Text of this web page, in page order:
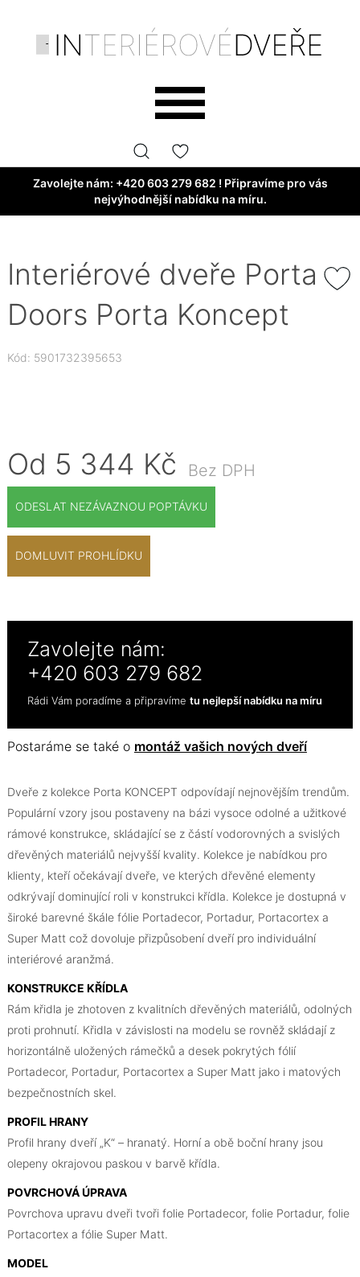
Zavolejte nám: +420 603 279 682 ! Připravíme pro vás
nejvýhodnější nabídku na míru.
Interiérové dveře Porta
Doors Porta Koncept
Kód: 5901732395653
Od 5 344 Kč Bez DPH
ODESLAT NEZÁVAZNOU POPTÁVKU
DOMLUVIT PROHLÍDKU
Zavolejte nám:
+420 603 279 682
Rádi Vám poradíme a připravíme tu nejlepší nabídku na míru
Postaráme se také o montáž vašich nových dveří
Dveře z kolekce Porta KONCEPT odpovídají nejnovějším trendům.
Populární vzory jsou postaveny na bázi vysoce odolné a užitkové
rámové konstrukce, skládající se z částí vodorovných a svislých
dřevěných materiálů nejvyšší kvality. Kolekce je nabídkou pro
klienty, kteří očekávají dveře, ve kterých dřevěné elementy
odkrývají dominující roli v konstrukci křídla. Kolekce je dostupná v
široké barevné škále fólie Portadecor, Portadur, Portacortex a
Super Matt což dovoluje přizpůsobení dveří pro individuální
interiérové aranžmá.
KONSTRUKCE KŘÍDLA
Rám křidla je zhotoven z kvalitních dřevěných materiálů, odolných
proti prohnutí. Křidla v závislosti na modelu se rovněž skládají z
horizontálně uložených rámečků a desek pokrytých fólií
Portadecor, Portadur, Portacortex a Super Matt jako i matových
bezpečnostních skel.
PROFIL HRANY
Profil hrany dveří „K“ – hranatý. Horní a obě boční hrany jsou
olepeny okrajovou paskou v barvě křídla.
POVRCHOVÁ ÚPRAVA
Povrchova upravu dveři tvoři folie Portadecor, folie Portadur, folie
Portacortex a fólie Super Matt.
MODEL